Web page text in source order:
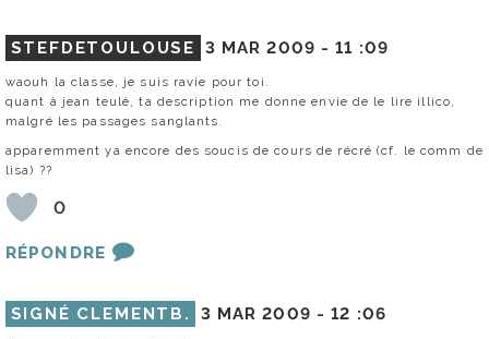
STEFDETOULOUSE 3 MAR 2009 -11 :09
waouh la classe, je suis ravie pour toi.
quant à jean teulé, ta description me donne envie de le lire illico,
malgré les passages sanglants.
apparemment ya encore des soucis de cours de récré (cf. le comm de
lisa) ??
0
RÉPONDRE
SIGNÉ CLEMENTB. 3 MAR 2009 -12 :06